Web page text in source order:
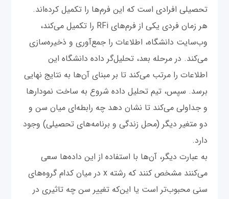
تحصیلی افرادی است که این فرم‌ها را تکمیل کرده‌اند.
هر زمان فردی یکی از فرم‌های RFi را تکمیل می‌کند،
وب‌سایت دانشگاه، اطلاعات را جمع‌آوری و ذخیره‌سازی
می‌کند. در مرحله‌ بعد، تحلیل‌گر داده دانشگاه این
اطلاعات را مرتب می‌کند تا بر مبنای آن‌ها به نتایج نهایی
برسد. سپس، تیم تحلیل داده شروع به ساخت نمودارها
و جداولی می‌کند تا نشان دهد چه رابطه‌‌ای میان سن و
دو متغیر دیگر (محل زندگی و برنامه‌های تحصیلی) وجود
دارد.
به عبارت دیگر، آن‌ها با استفاده از این داده‌ها سعی
می‌کنند مشخص کنند که رشته‌ x در میان کدام گروه‌های
سنی محبوب‌تر است یا این‌که تغییر سن چه تاثیری در